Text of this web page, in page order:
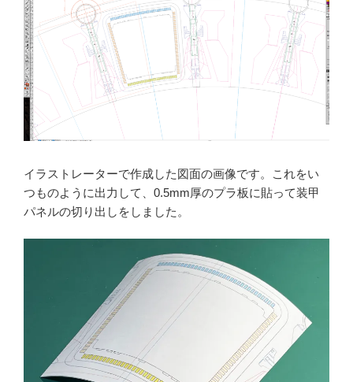
イラストレーターで作成した図面の画像です。これをい
つものように出力して、0.5mm厚のプラ板に貼って装甲
パネルの切り出しをしました。